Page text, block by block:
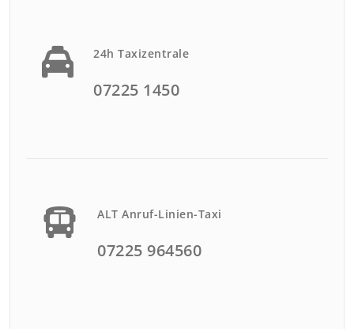
24h Taxizentrale
07225 1450
ALT Anruf-Linien-Taxi
07225 964560